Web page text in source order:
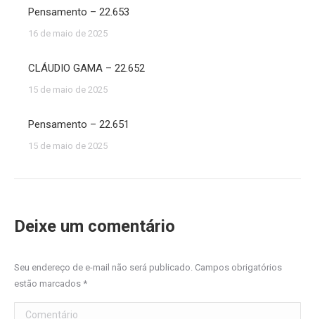
Pensamento – 22.653
16 de maio de 2025
CLÁUDIO GAMA – 22.652
15 de maio de 2025
Pensamento – 22.651
15 de maio de 2025
Deixe um comentário
Seu endereço de e-mail não será publicado. Campos obrigatórios
estão marcados *
Comentário